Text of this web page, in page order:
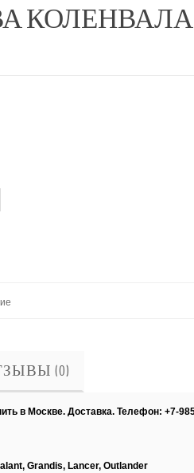
(0)
в Москве. Доставка. Телефон: +7-
Grandis, Lancer, Outlander